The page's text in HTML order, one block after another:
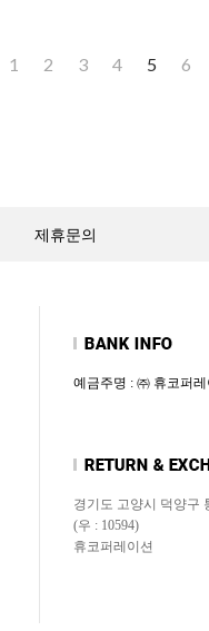
1 2 3 4 5 6
제휴문의
예금주명 : ㈜ 휴코퍼레
경기도 고양시 덕양구
(우 : 10594)
휴코퍼레이션